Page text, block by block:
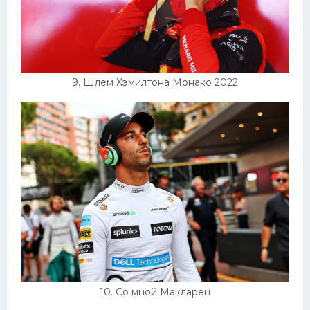
9. Шлем Хэмилтона Монако 2022
10. Со мной Макларен